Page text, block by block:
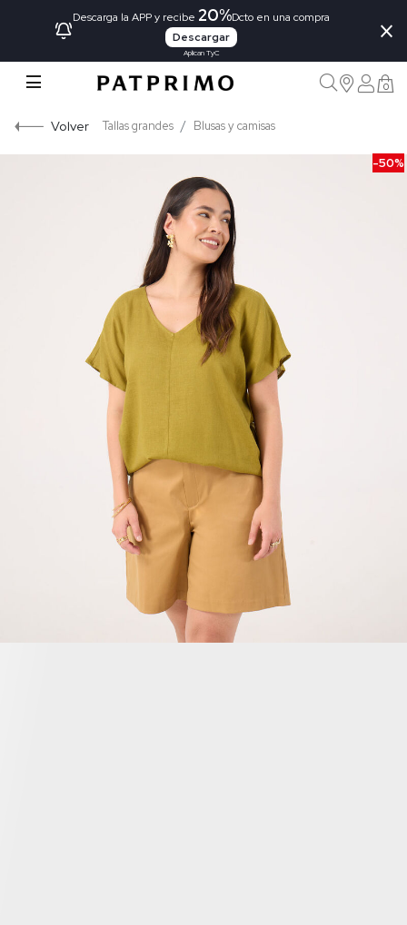
Descarga la APP y recibe 20%Dcto en una compra
Descargar
Aplican TyC
×
0
Volver Tallas grandes Blusas y camisas
-50%